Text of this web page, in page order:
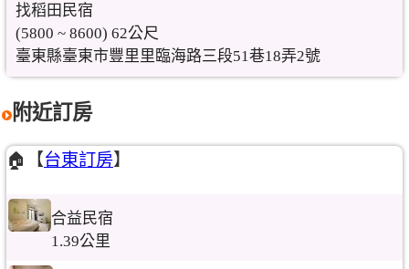
找稻田民宿
(5800 ~ 8600) 62公尺
臺東縣臺東市豐里里臨海路三段51巷18弄2號
附近訂房
🏠【台東訂房】
合益民宿
1.39公里